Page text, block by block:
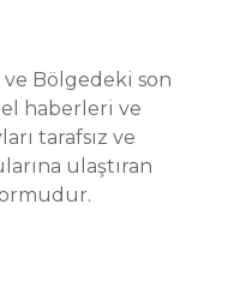
Bölgedeki son
haberleri ve
tarafsız ve
ulaştıran